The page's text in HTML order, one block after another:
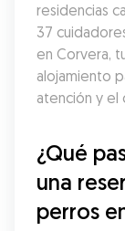
residencias
37
en Corvera,
alojamiento
atención y el
¿Qué
una
perros